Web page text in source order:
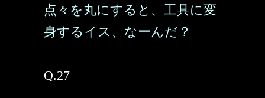
点々を丸にすると、工具に変
身するイス、なーんだ？
Q.27